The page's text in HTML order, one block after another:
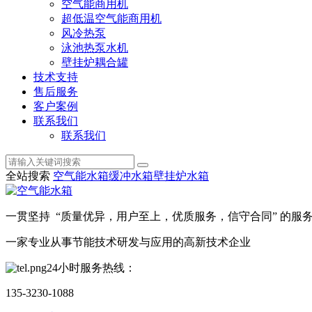
空气能商用机
超低温空气能商用机
风冷热泵
泳池热泵水机
壁挂炉耦合罐
技术支持
售后服务
客户案例
联系我们
联系我们
全站搜索 空气能水箱缓冲水箱壁挂炉水箱
一贯坚持 “质量优异，用户至上，优质服务，信守合同” 的服
一家专业从事节能技术研发与应用的高新技术企业
24小时服务热线：
135-3230-1088